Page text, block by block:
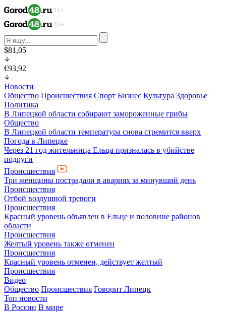
$81,05
€93,92
Новости
Общество Происшествия Спорт Бизнес Культура Здоровье
Политика
В Липецкой области собирают замороженные грибы
Общество
В Липецкой области температура снова стремится вверх
Погода в Липецке
Через 21 год жительница Ельца призналась в убийстве
подруги
Происшествия
Три женщины пострадали в авариях за минувший день
Происшествия
Отбой воздушной тревоги
Происшествия
Красный уровень объявлен в Ельце и половине районов
области
Происшествия
Желтый уровень также отменен
Происшествия
Красный уровень отменен, действует желтый
Происшествия
Видео
Общество Происшествия Говорит Липецк
Топ новости
В России В мире